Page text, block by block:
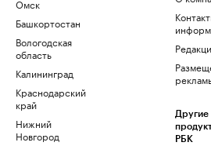
Омск
Башкортостан
Вологодская
область
Калининград
Краснодарский
край
Нижний
Новгород
Другие
РБК